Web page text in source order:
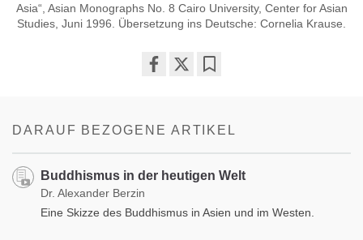
Asia“, Asian Monographs No. 8 Cairo University, Center for Asian
Studies, Juni 1996. Übersetzung ins Deutsche: Cornelia Krause.
DARAUF BEZOGENE ARTIKEL
Buddhismus in der heutigen Welt
Dr. Alexander Berzin
Eine Skizze des Buddhismus in Asien und im Westen.